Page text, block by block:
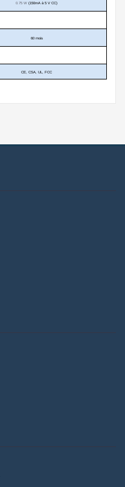
0.75 W (150mA à 5 V CC)
60 mois
CE, CSA, UL, FCC